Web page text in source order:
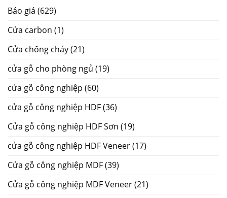
Báo giá (629)
Cửa carbon (1)
Cửa chống cháy(21)
cửa gỗ cho phòng ngủ (19)
cửa gỗ công nghiệp (60)
cửa gỗ công nghiệp HDF(36)
Cửa gỗ công nghiệp HDF Sơn (19)
cửa gỗ công nghiệp HDF Veneer(17)
Cửa gỗ công nghiệp MDF(39)
Cửa gỗ công nghiệp MDF Veneer(21)